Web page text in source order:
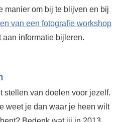
manier om bij te blijven en bij
van een fotografie workshop
aan informatie bijleren.
stellen van doelen voor jezelf.
weet je dan waar je heen wilt